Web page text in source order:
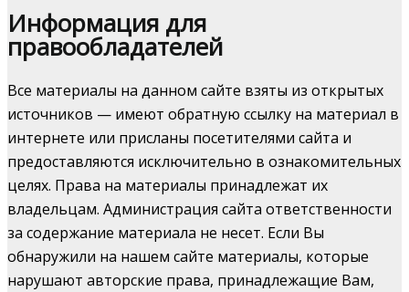
Информация для
правообладателей
Все материалы на данном сайте взяты из открытых
источников — имеют обратную ссылку на материал в
интернете или присланы посетителями сайта и
предоставляются исключительно в ознакомительных
целях. Права на материалы принадлежат их
владельцам. Администрация сайта ответственности
за содержание материала не несет. Если Вы
обнаружили на нашем сайте материалы, которые
нарушают авторские права, принадлежащие Вам,